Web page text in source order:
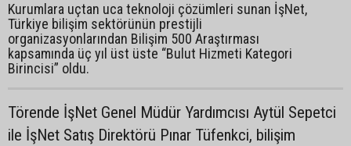
Kurumlara uçtan uca teknoloji çözümleri sunan İşNet,
Türkiye bilişim sektörünün prestijli
organizasyonlarından Bilişim 500 Araştırması
kapsamında üç yıl üst üste “Bulut Hizmeti Kategori
Birincisi” oldu.
Törende İşNet Genel Müdür Yardımcısı Aytül Sepetci
ile İşNet Satış Direktörü Pınar Tüfenkci, bilişim